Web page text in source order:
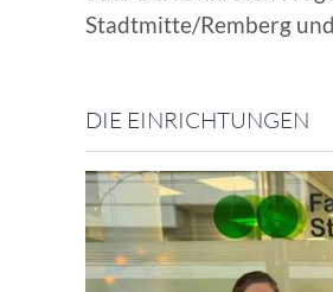
Stadtmitte/Remberg
DIE EINRICHTUNGEN